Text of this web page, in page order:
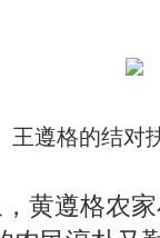
王遵格的结对
黄遵格农